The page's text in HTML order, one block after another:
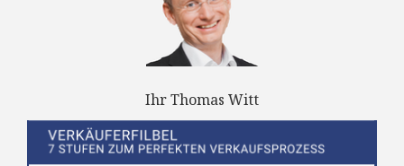
Ihr Thomas Witt